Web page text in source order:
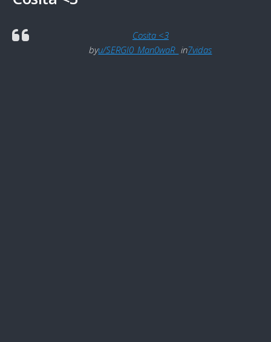
Cosita <3
byu/SERGI0_Man0waR_ in7vidas